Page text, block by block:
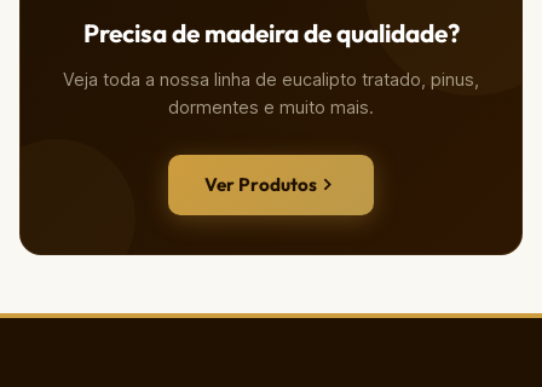
Precisa de madeira de qualidade?
Veja toda a nossa linha de eucalipto tratado, pinus,
dormentes e muito mais.
Ver Produtos